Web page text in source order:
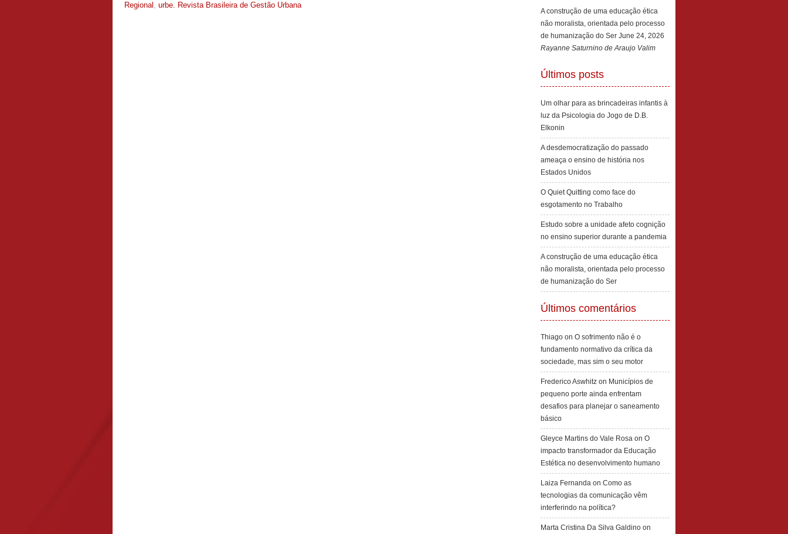
Regional , urbe. Revista Brasileira de Gestão Urbana
A construção de uma educação ética
não moralista, orientada pelo processo
de humanização do Ser June 24, 2026
Rayanne Saturnino de Araujo Valim
Últimos posts
Um olhar para as brincadeiras infantis à
luz da Psicologia do Jogo de D.B.
Elkonin
A desdemocratização do passado
ameaça o ensino de história nos
Estados Unidos
O Quiet Quitting como face do
esgotamento no Trabalho
Estudo sobre a unidade afeto cognição
no ensino superior durante a pandemia
A construção de uma educação ética
não moralista, orientada pelo processo
de humanização do Ser
Últimos comentários
Thiago on O sofrimento não é o
fundamento normativo da crítica da
sociedade, mas sim o seu motor
Frederico Aswhitz on Municípios de
pequeno porte ainda enfrentam
desafios para planejar o saneamento
básico
Gleyce Martins do Vale Rosa on O
impacto transformador da Educação
Estética no desenvolvimento humano
Laiza Fernanda on Como as
tecnologias da comunicação vêm
interferindo na política?
Marta Cristina Da Silva Galdino on